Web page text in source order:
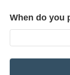
When do you